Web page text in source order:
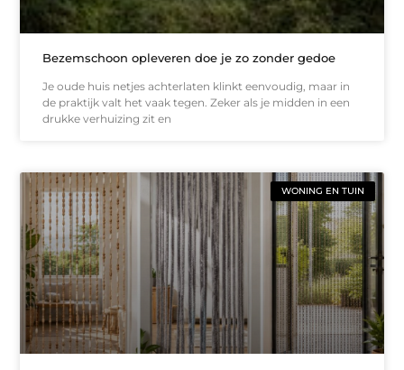
Bezemschoon opleveren doe je zo zonder gedoe
Je oude huis netjes achterlaten klinkt eenvoudig, maar in
de praktijk valt het vaak tegen. Zeker als je midden in een
drukke verhuizing zit en
WONING EN TUIN